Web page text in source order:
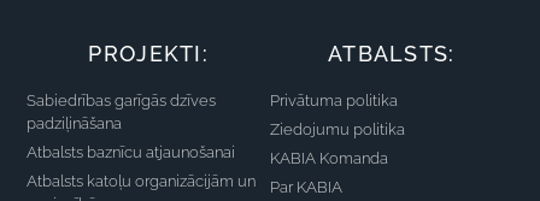
PROJEKTI:
Sabiedrības garīgās dzīves
padziļināšana
Atbalsts baznīcu atjaunošanai
Atbalsts katoļu organizācijām un
ATBALSTS:
Privātuma politika
Ziedojumu politika
KABIA Komanda
Par KABIA